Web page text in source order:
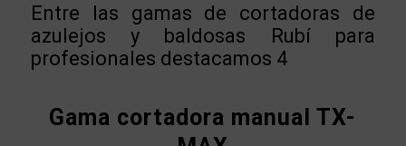
Entre las gamas de cortadoras de
azulejos y baldosas Rubí para
profesionales destacamos 4
Gama cortadora manual TX-